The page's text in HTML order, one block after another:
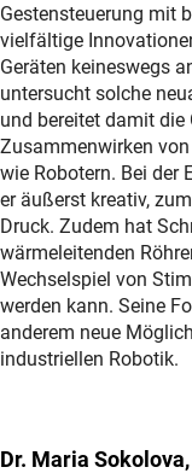
Gestensteuerung mit
vielfältige
Geräten keineswegs
untersucht solche
und bereitet damit
Zusammenwirken
wie Robotern. Bei der
er äußerst kreativ,
Druck. Zudem hat
wärmeleitenden
Wechselspiel von
werden kann. Seine
anderem neue
industriellen Robotik.
Dr. Maria